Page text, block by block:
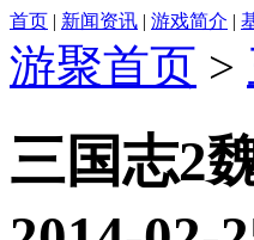
首页 | 新闻资讯 | 游戏简介 |
游聚首页 >
三国志2